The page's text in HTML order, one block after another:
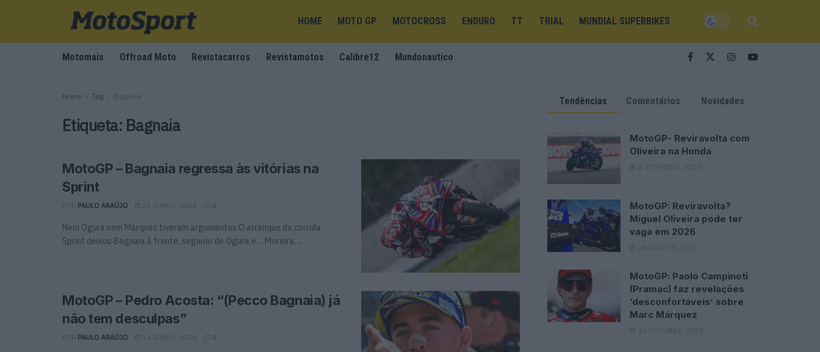
HOME MOTO GP MOTOCROSS ENDURO TT TRIAL MUNDIAL SUPERBIKES
Motomais Offroad Moto Revistacarros Revistamotos Calibre12 Mundonautico
Home Tag Bagnaia
Etiqueta: Bagnaia
MotoGP – Bagnaia regressa às vitórias na
Sprint
PAULO ARAÚJO 20 JUNHO, 2026 0
Nem Ogura nem Márquez tiveram argumentos O arranque da corrida
Sprint deixou Bagnaia à frente, seguido de Ogura e… Moreira, ...
MotoGP – Pedro Acosta: “(Pecco Bagnaia) já
não tem desculpas”
PAULO ARAÚJO 14 JUNHO, 2026 0
Tendências Comentários Novidades
MotoGP- Reviravolta com
Oliveira na Honda
8 SETEMBRO, 2025
MotoGP: Reviravolta?
Miguel Oliveira pode ter
vaga em 2026
28 AGOSTO, 2025
MotoGP: Paolo Campinoti
(Pramac) faz revelações
‘desconfortáveis’ sobre
Marc Márquez
16 OUTUBRO, 2025